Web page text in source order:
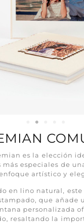
es la elección
más especiales de
artístico y
en lino natural,
que añade
personalizada
resaltando la